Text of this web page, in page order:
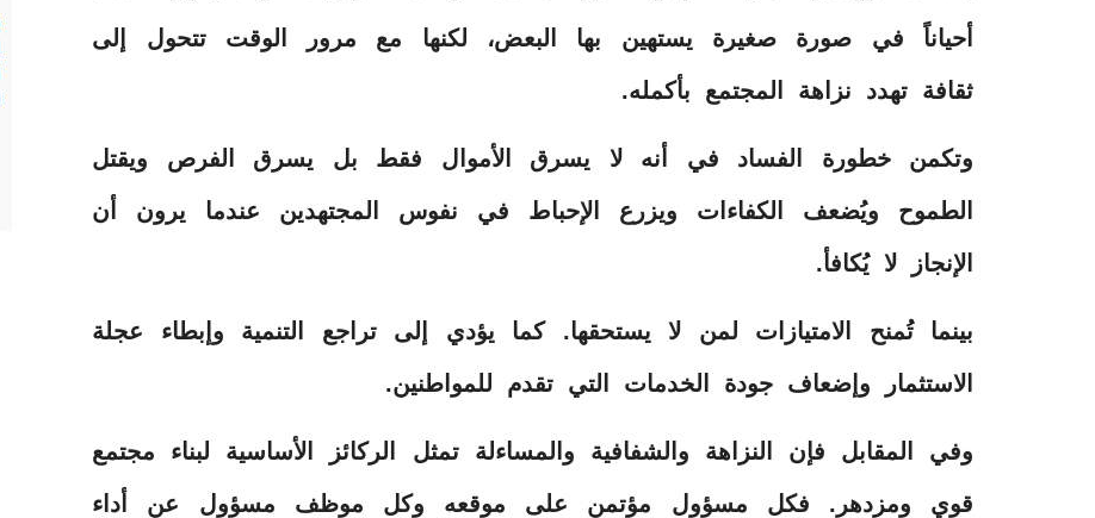
أحياناً في صورة صغيرة يستهين بها البعض، لكنها مع مرور الوقت تتحول إلى
ثقافة تهدد نزاهة المجتمع بأكمله.
وتكمن خطورة الفساد في أنه لا يسرق الأموال فقط بل يسرق الفرص ويقتل
الطموح ويُضعف الكفاءات ويزرع الإحباط في نفوس المجتهدين عندما يرون أن
الإنجاز لا يُكافأ.
بينما تُمنح الامتيازات لمن لا يستحقها. كما يؤدي إلى تراجع التنمية وإبطاء عجلة
الاستثمار وإضعاف جودة الخدمات التي تقدم للمواطنين.
وفي المقابل فإن النزاهة والشفافية والمساءلة تمثل الركائز الأساسية لبناء مجتمع
قوي ومزدهر. فكل مسؤول مؤتمن على موقعه وكل موظف مسؤول عن أداء